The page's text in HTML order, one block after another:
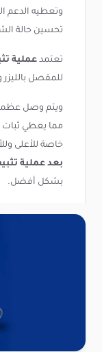
وتعطيه الدعم
تحسين حالة
تعتمد عملية
للمفصل
ويتم وصل
مما يعطي
خاصة للأعلى
بعد عملية
بشكل أفضل.